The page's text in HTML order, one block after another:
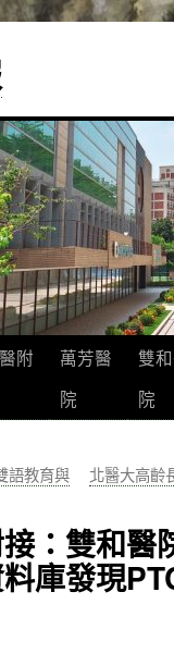
附
萬芳醫
院
雙
院
語教育與
北醫大高齡
：雙和醫
庫發現